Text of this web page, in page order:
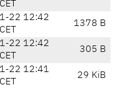
CET
22 12:42
CET
1378 B
22 12:42
CET
305 B
22 12:41
CET
29 KiB